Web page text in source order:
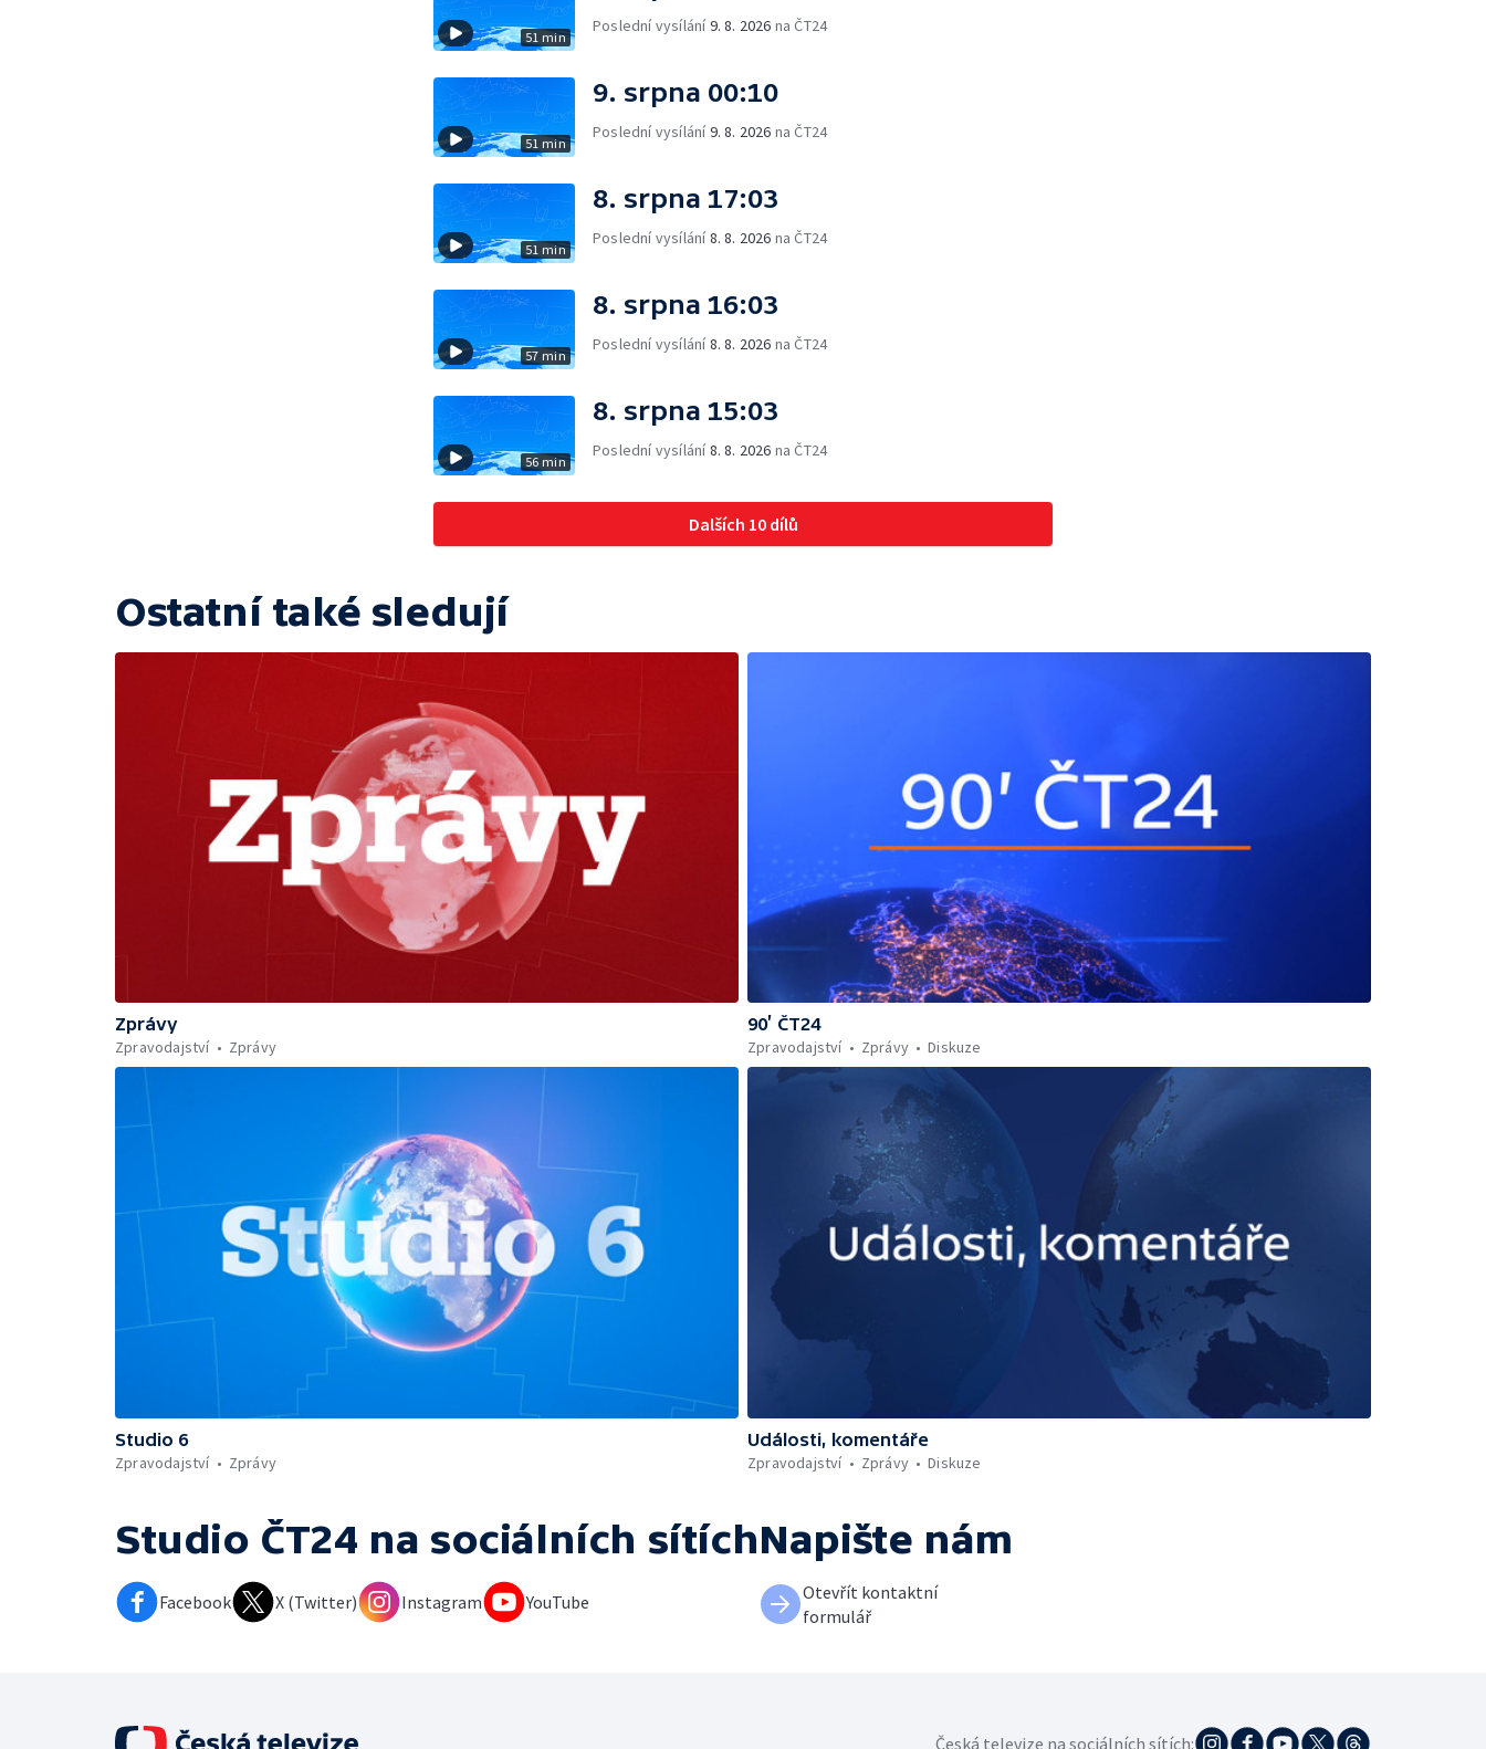
51 min
Poslední vysílání9. 8. 2026 na ČT24
51 min
9. srpna 00:10
Poslední vysílání9. 8. 2026 na ČT24
51 min
8. srpna 17:03
Poslední vysílání8. 8. 2026 na ČT24
57 min
8. srpna 16:03
Poslední vysílání8. 8. 2026 na ČT24
56 min
8. srpna 15:03
Poslední vysílání8. 8. 2026 na ČT24
Dalších 10 dílů
Ostatní také sledují
Zprávy
Zpravodajství
Zprávy
90’ ČT24
Zpravodajství
Zprávy Diskuze
Studio 6
Zpravodajství
Zprávy
Události, komentáře
Zpravodajství
Zprávy Diskuze
Studio ČT24 na sociálních sítích
Facebook X (Twitter) Instagram YouTube
Napište nám
Otevřít kontaktní
formulář
Česká televize na sociálních sítích: